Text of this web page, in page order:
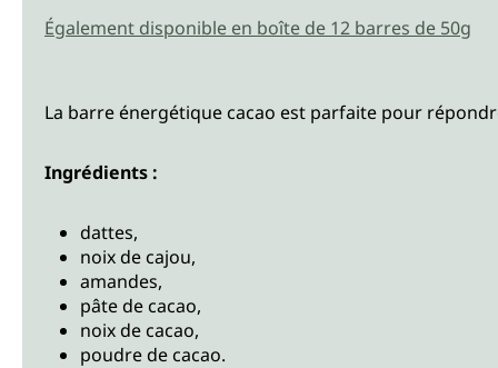
Également disponible en boîte de 12 barres de 50g
La barre énergétique cacao est parfaite pour
Ingrédients :
dattes,
noix de cajou,
amandes,
pâte de cacao,
noix de cacao,
poudre de cacao.